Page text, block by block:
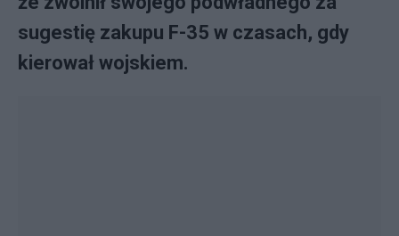
sugestię zakupu F-35 w czasach, gdy
kierował wojskiem.